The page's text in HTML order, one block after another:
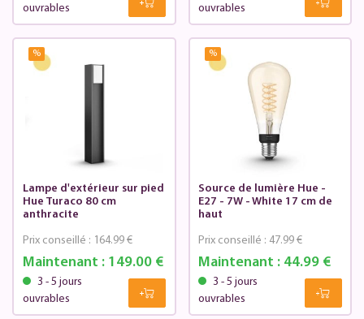
ouvrables
ouvrables
%
Lampe d'extérieur sur pied
Hue Turaco 80 cm
anthracite
Maintenant :149.00 €
Prix conseillé : 164.99 €
3 - 5 jours
ouvrables
%
Source de lumière Hue -
E27 - 7W - White 17 cm de
haut
Maintenant : 44.99 €
Prix conseillé : 47.99 €
3 - 5 jours
ouvrables